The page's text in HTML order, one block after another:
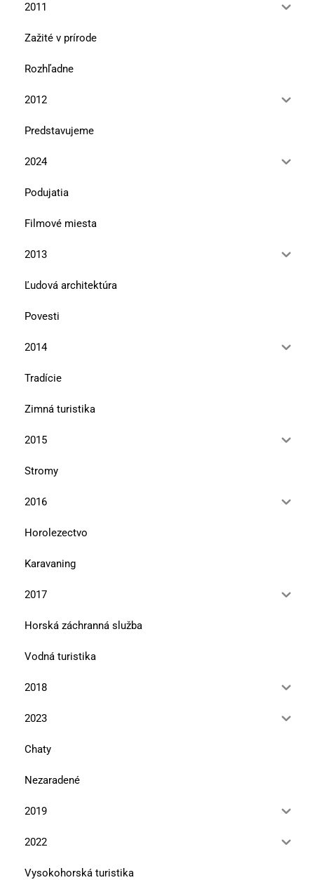
2011
Zažité v prírode
Rozhľadne
2012
Predstavujeme
2024
Podujatia
Filmové miesta
2013
Ľudová architektúra
Povesti
2014
Tradície
Zimná turistika
2015
Stromy
2016
Horolezectvo
Karavaning
2017
Horská záchranná služba
Vodná turistika
2018
2023
Chaty
Nezaradené
2019
2022
Vysokohorská turistika